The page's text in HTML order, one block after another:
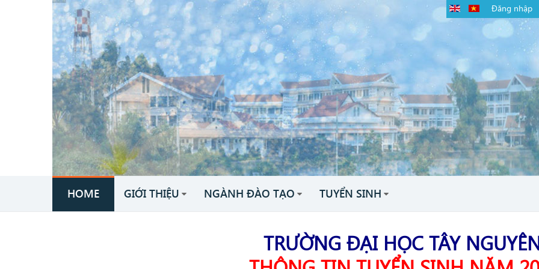
Đăng nhập
HOME GIỚI THIỆU NGÀNH ĐÀO TẠO TUYỂN SINH
TRƯỜNG ĐẠI HỌC TÂY